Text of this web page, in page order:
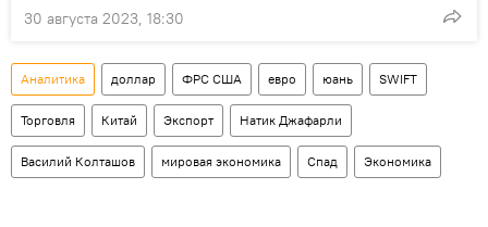
30 августа 2023, 18:30
Аналитика доллар ФРС США евро юань SWIFT
Торговля Китай Экспорт Натик Джафарли
Василий Колташов мировая экономика Спад Экономика